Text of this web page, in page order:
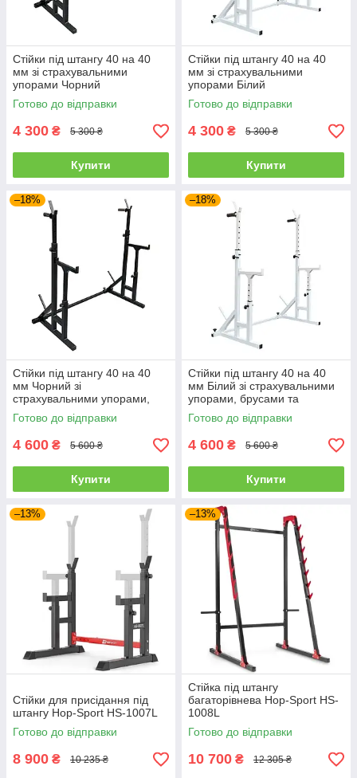
Стійки під штангу 40 на 40
мм зі страхувальними
упорами Чорний
Готово до відправки
4 300 ₴ 5 300 ₴
Купити
Стійки під штангу 40 на 40
мм зі страхувальними
упорами Білий
Готово до відправки
4 300 ₴ 5 300 ₴
Купити
–18%
Стійки під штангу 40 на 40
мм Чорний зі
страхувальними упорами,
брусами та штирями для
зберігання блінів
Готово до відправки
4 600 ₴ 5 600 ₴
Купити
–18%
Стійки під штангу 40 на 40
мм Білий зі страхувальними
упорами, брусами та
штирями для зберігання
блінів
Готово до відправки
4 600 ₴ 5 600 ₴
Купити
–13%
Стійки для присідання під
штангу Hop-Sport HS-1007L
Готово до відправки
8 900 ₴ 10 235 ₴
–13%
Стійка під штангу
багаторівнева Hop-Sport HS-
1008L
Готово до відправки
10 700 ₴ 12 305 ₴